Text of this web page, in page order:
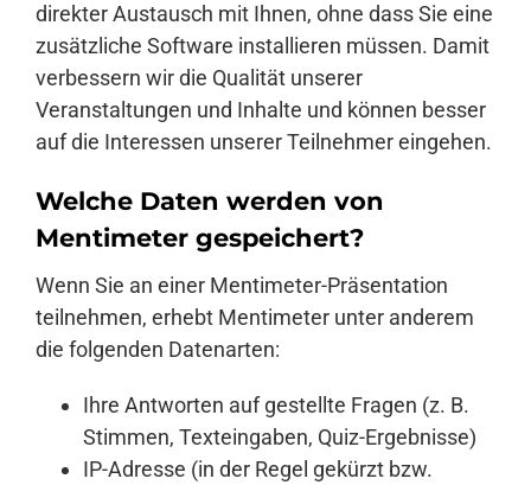
direkter Austausch mit Ihnen, ohne dass Sie eine
zusätzliche Software installieren müssen. Damit
verbessern wir die Qualität unserer
Veranstaltungen und Inhalte und können besser
auf die Interessen unserer Teilnehmer eingehen.
Welche Daten werden von
Mentimeter gespeichert?
Wenn Sie an einer Mentimeter-Präsentation
teilnehmen, erhebt Mentimeter unter anderem
die folgenden Datenarten:
Ihre Antworten auf gestellte Fragen (z. B.
Stimmen, Texteingaben, Quiz-Ergebnisse)
IP-Adresse (in der Regel gekürzt bzw.